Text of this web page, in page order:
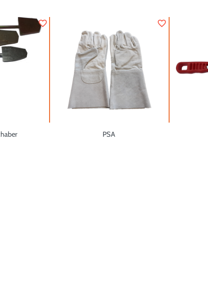
favorite_border
PSA
favorite_border